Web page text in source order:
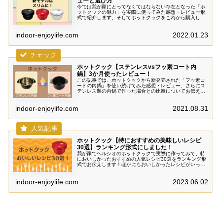
今では我が家にとってなくてはならない存在となった「ホ
ットクックの魅力」を実際に使ってみた感想・レビュー形
式で紹介します。そしてホットクックをこれから購入して
indoor-enjoylife.com 2022.01.23
ホットクック【ステンレスvsフッ素コート内
鍋】3か月使ったレビュー！
この記事では、ホットクックから新発売された「フッ素コ
ートの内鍋」を使い続けてみた感想・レビュー、さらにス
テンレス製の内鍋で作った場合との比較についてお伝えし
indoor-enjoylife.com 2021.08.31
ホットクック【特におすすめの美味しいレシピ
30選】ランキング形式にしました！
我が家でヘルシオのホットクックで実際に作ってみて、特
においしかったおすすめの人気レシピ30選をランキング形
式でお伝えします！ほかにもおいしかったレシピがいっぱ
indoor-enjoylife.com 2023.06.02